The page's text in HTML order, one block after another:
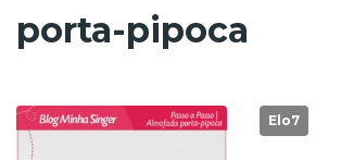
porta-pipoca
Elo7